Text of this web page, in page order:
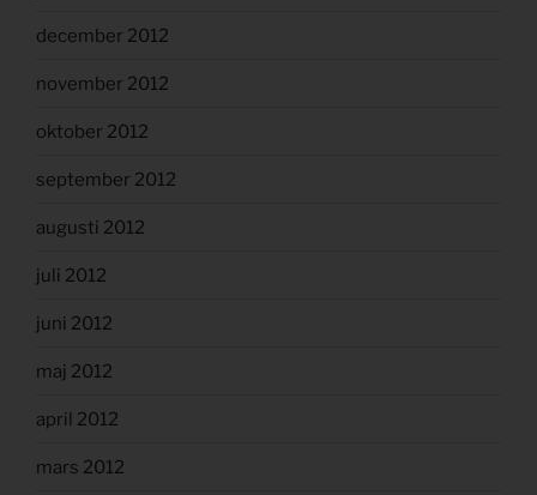
december 2012
november 2012
oktober 2012
september 2012
augusti 2012
juli 2012
juni 2012
maj 2012
april 2012
mars 2012